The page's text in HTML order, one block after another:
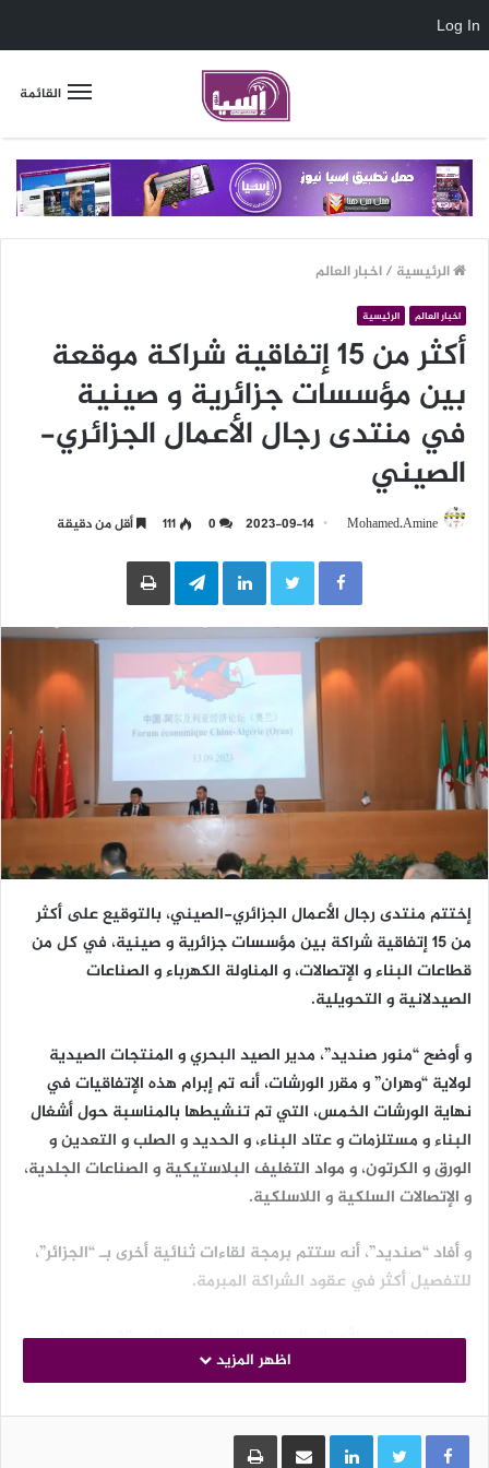
القائمة
الرئيسية /اخبار العالم
اخبار العالم الرئيسية
أكثر من 15 إتفاقية شراكة موقعة
بين مؤسسات جزائرية و صينية
في منتدى رجال الأعمال الجزائري-
الصيني
Mohamed.Amine
2023-09-14
111 أقل من دقيقة
LinkedIn
Telegramطباعة
إختتم منتدى رجال الأعمال الجزائري-الصيني، بالتوقيع على أكثر
من 15 إتفاقية شراكة بين مؤسسات جزائرية و صينية، في كل من
قطاعات البناء و الإتصالات، و المناولة الكهرباء و الصناعات
الصيدلانية و التحويلية.
و أوضح “منور صنديد”، مدير الصيد البحري و المنتجات الصيدية
لولاية “وهران” و مقرر الورشات، أنه تم إبرام هذه الإتفاقيات في
نهاية الورشات الخمس، التي تم تنشيطها بالمناسبة حول أشغال
البناء و مستلزمات و عتاد البناء، و الحديد و الصلب و التعدين و
الورق و الكرتون، و مواد التغليف البلاستيكية و الصناعات الجلدية،
و الإتصالات السلكية و اللاسلكية.
و أفاد “صنديد”، أنه ستتم برمجة لقاءات ثنائية أخرى بـ “الجزائر”،
للتفصيل أكثر في عقود الشراكة المبرمة.
كما حضر منتدى الأعمال الجزائري-الصيني، حوالي 30 مؤسسة
صينية و ما يفوق عن 50 مؤسسة جزائرية، من أجل تحديد فرص
الشعبية في “الجزائر”، “ليجيان” و والي وهران.
اظهر المزيد
LinkedInمشاركة عبر البريد طباعة
Log In